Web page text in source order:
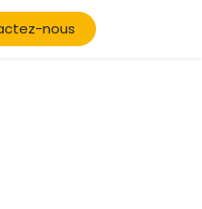
Film de sécurité
nous